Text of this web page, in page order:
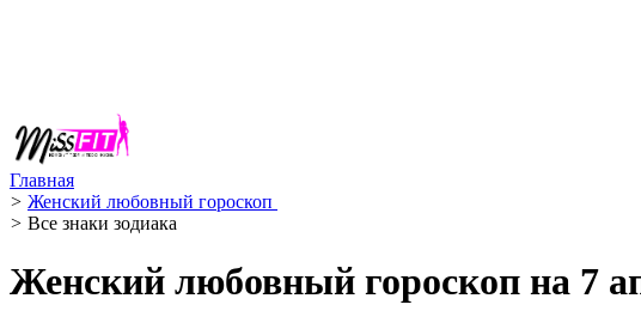
Главная
> Женский любовный гороскоп ️
> Все знаки зодиака
Женский любовный гороскоп на 7